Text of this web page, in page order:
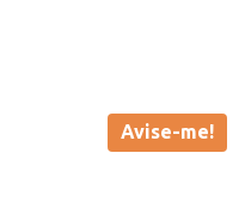
Avise-me!